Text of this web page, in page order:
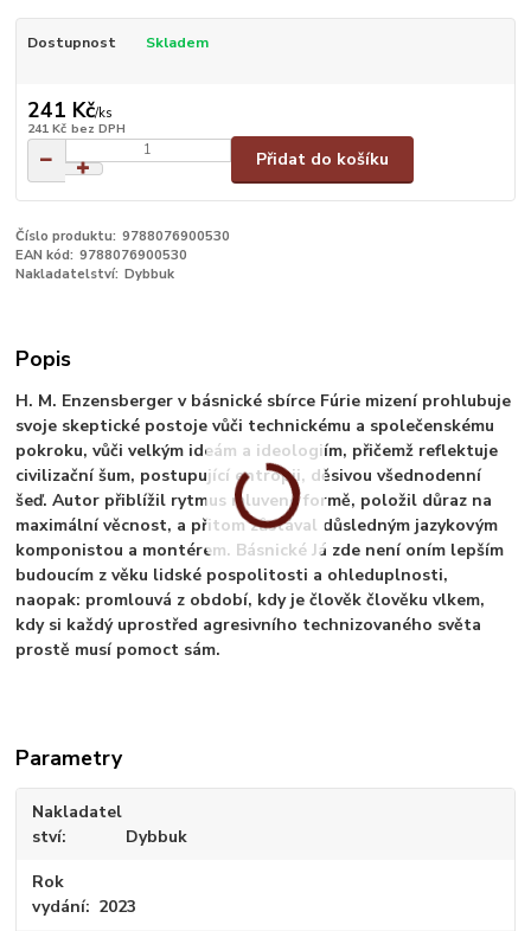
Dostupnost Skladem
241 Kč/ks
241 Kč bez DPH
Přidat do košíku
Číslo produktu: 9788076900530
EAN kód: 9788076900530
Nakladatelství: Dybbuk
Popis
H. M. Enzensberger v básnické sbírce Fúrie mizení prohlubuje
svoje skeptické postoje vůči technickému a společenskému
pokroku, vůči velkým ideám a ideologiím, přičemž reflektuje
civilizační šum, postupující entropii, děsivou všednodenní
šeď. Autor přiblížil rytmus mluvené formě, položil důraz na
maximální věcnost, a přitom zůstával důsledným jazykovým
komponistou a montérem. Básnické Já zde není oním lepším
budoucím z věku lidské pospolitosti a ohleduplnosti,
naopak: promlouvá z období, kdy je člověk člověku vlkem,
kdy si každý uprostřed agresivního technizovaného světa
prostě musí pomoct sám.
Parametry
Nakladatel
ství
Dybbuk
Rok
vydání
2023